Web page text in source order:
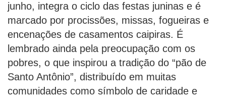
junho, integra o ciclo das festas juninas e é
marcado por procissões, missas, fogueiras e
encenações de casamentos caipiras. É
lembrado ainda pela preocupação com os
pobres, o que inspirou a tradição do “pão de
Santo Antônio”, distribuído em muitas
comunidades como símbolo de caridade e